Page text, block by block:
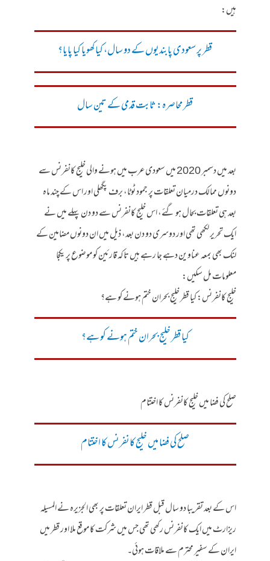
ہیں:
قطر پر سعودی پابندیوں کے دو سال، کیا کھویا کیا پایا؟
قطر محاصرہ: ثابت قدمی کے تین سال
بعد میں دسمبر 2020 میں سعودی عرب میں ہونے والی خلیج کانفرنس سے
دونوں ممالک درمیان تعلقات پر جمود ٹوٹا، برف پگھلی اور اس کے چند ماہ
بعد ہی تعلقات بحال ہو گئے، اس خلیج کانفرنس سے دو دن پہلے میں نے
ایک تحریر لکھی تھی اور دوسری دو دن بعد، ذیل میں ان دونوں مضامین کے
لنک بھی بمعہ عناوین دہے جا رہے ہیں تاکہ قارئین کو موضوع پر یکجا
معلومات مل سکیں:
خلیج کانفرنس: کیا قطر خلیج بحران ختم ہونے کو ہے؟
کیا قطر خلیج بحران ختم ہونے کو ہے؟
صلح کی فضا میں خلیج کانفرنس کا اختتام
صلح کی فضا میں خلیج کانفرنس کا اختتام
اس کے بعد تقریبا دو سال قبل قطر ایران تعلقات پر بھی الجزیرہ نے المسیلہ
ریزارٹ میں ایک کانفرنس رکھی تھی جس میں شرکت کا موقع ملا اور قطر میں
ایران کے سفیر محترم سے ملاقات ہوئی۔